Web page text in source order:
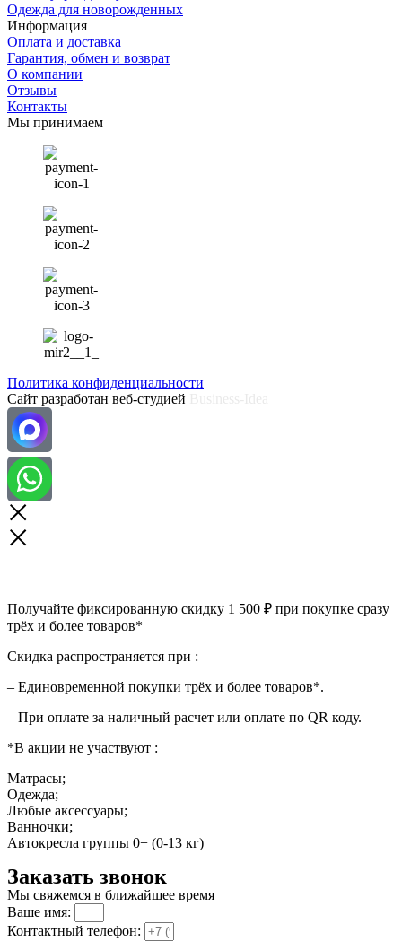
Одежда для новорожденных
Информация
Оплата и доставка
Гарантия, обмен и возврат
О компании
Отзывы
Контакты
Мы принимаем
Политика конфиденциальности
Сайт разработан веб-студией
Получайте фиксированную скидку 1 500 ₽ при покупке сразу
трёх и более товаров*
Скидка распространяется при :
– Единовременной покупки трёх и более товаров*.
– При оплате за наличный расчет или оплате по QR коду.
*В акции не участвуют :
Матрасы;
Одежда;
Любые аксессуары;
Ванночки;
Автокресла группы 0+ (0-13 кг)
Заказать звонок
Мы свяжемся в ближайшее время
Ваше имя:
Контактный телефон: